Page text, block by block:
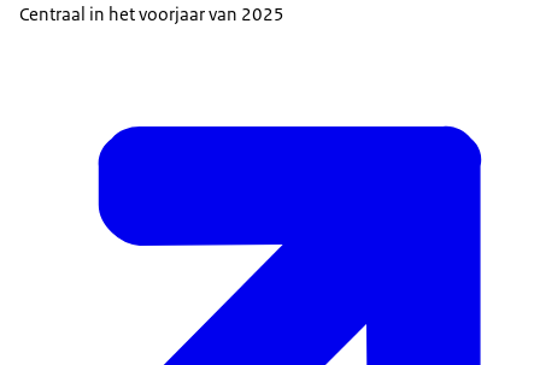
Centraal in het voorjaar van 2025